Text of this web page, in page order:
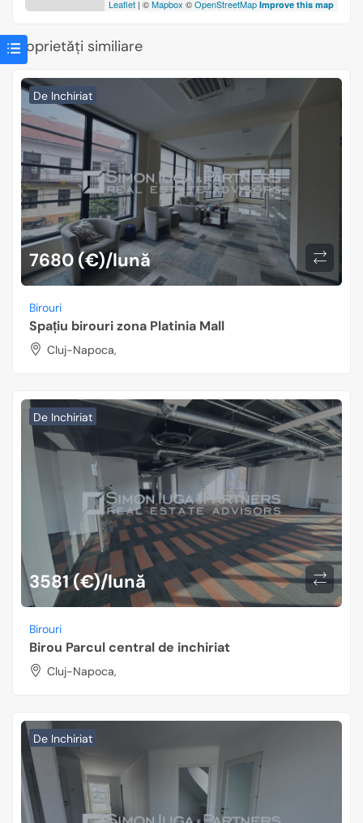
Leaflet | ©Mapbox ©OpenStreetMap Improve this map
Proprietăți similiare
De Inchiriat
7680 (€)/lună
Birouri
Spațiu birouri zona Platinia Mall
Cluj-Napoca,
De Inchiriat
3581 (€)/lună
Birouri
Birou Parcul central de inchiriat
Cluj-Napoca,
De Inchiriat